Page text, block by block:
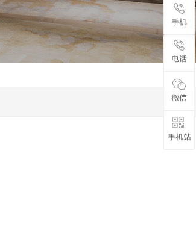
手机
电话
微信
手机站